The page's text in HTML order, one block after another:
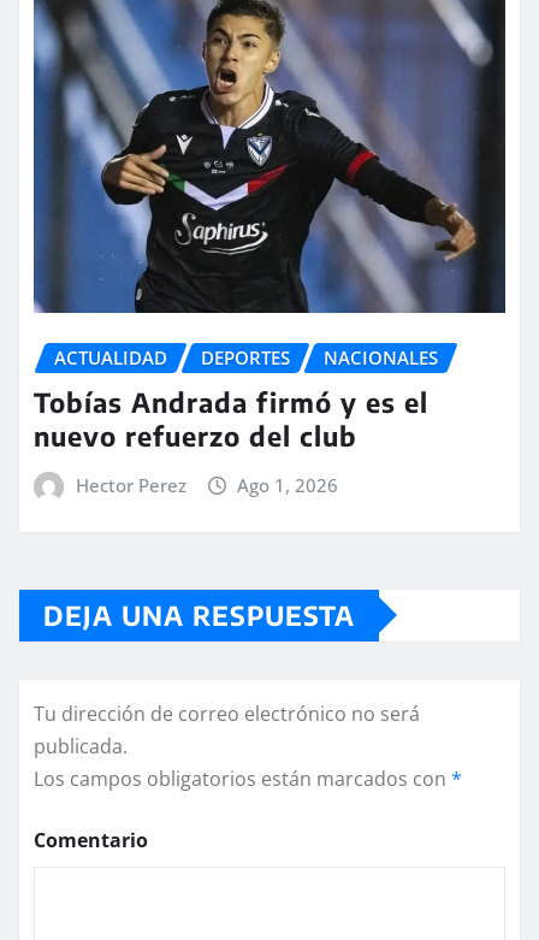
ACTUALIDAD DEPORTES NACIONALES
Tobías Andrada firmó y es el
nuevo refuerzo del club
Hector Perez Ago 1, 2026
DEJA UNA RESPUESTA
Tu dirección de correo electrónico no será
publicada.
Los campos obligatorios están marcados con *
Comentario